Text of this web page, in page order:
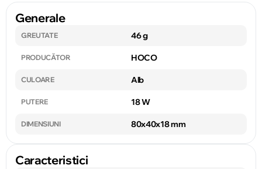
Generale
GREUTATE 46 g
PRODUCĂTOR HOCO
CULOARE Alb
PUTERE 18 W
DIMENSIUNI 80x40x18 mm
Caracteristici